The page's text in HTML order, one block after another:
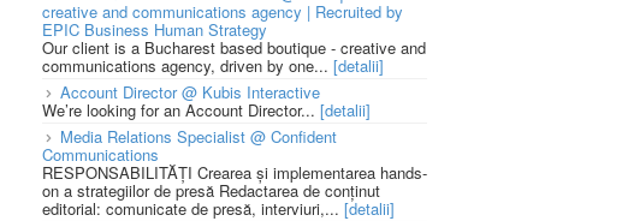
creative and communications agency | Recruited by
EPIC Business Human Strategy
Our client is a Bucharest based boutique - creative and
communications agency, driven by one... [detalii]
Account Director @ Kubis Interactive
We’re looking for an Account Director... [detalii]
Media Relations Specialist @ Confident
Communications
RESPONSABILITĂȚI Crearea și implementarea hands-
on a strategiilor de presă Redactarea de conținut
editorial: comunicate de presă, interviuri,... [detalii]